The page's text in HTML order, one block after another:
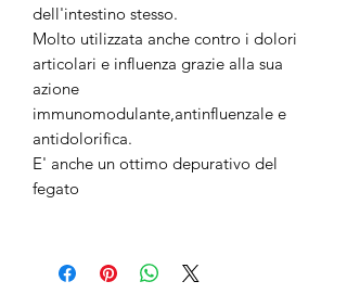
dell'intestino stesso.
Molto utilizzata anche contro i dolori
articolari e influenza grazie alla sua
azione
immunomodulante,antinfluenzale e
antidolorifica.
E' anche un ottimo depurativo del
fegato